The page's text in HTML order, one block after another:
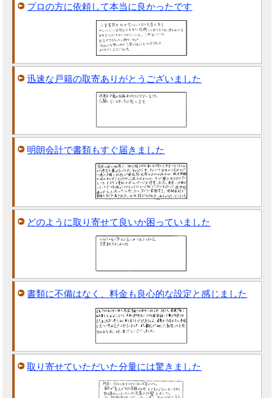
プロの方に依頼して本当に良かったです
迅速な戸籍の取寄ありがとうございました
明朗会計で書類もすぐ届きました
どのように取り寄せて良いか困っていました
書類に不備はなく、料金も良心的な設定と感じました
取り寄せていただいた分量には驚きました